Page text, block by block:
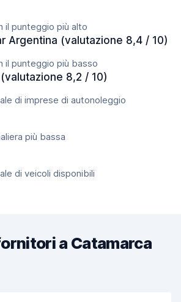
il punteggio più alto
Argentina (valutazione 8,4 / 10)
il punteggio più basso
8,2 / 10)
di imprese di autonoleggio
più bassa
di veicoli disponibili
a Catamarca